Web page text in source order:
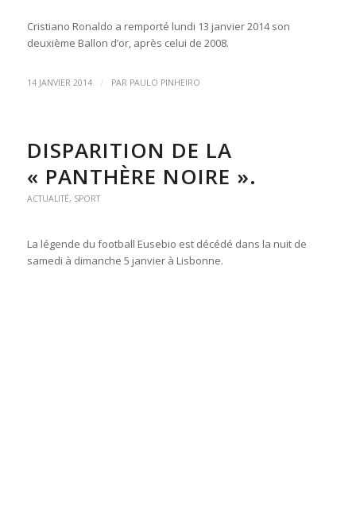
Cristiano Ronaldo a remporté lundi 13 janvier 2014 son
deuxième Ballon d’or, après celui de 2008.
14 JANVIER 2014 / PAR PAULO PINHEIRO
DISPARITION DE LA
« PANTHÈRE NOIRE ».
ACTUALITÉ, SPORT
La légende du football Eusebio est décédé dans la nuit de
samedi à dimanche 5 janvier à Lisbonne.